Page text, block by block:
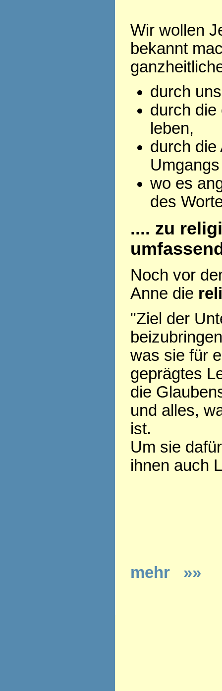
Wir wollen
bekannt
durch
durch die
leben,
durch die
wo es
des
.... zu
Noch vor
Anne die
"Ziel der
was sie für
geprägtes
die
und alles,
ist.
Um sie
ihnen auch
mehr »»